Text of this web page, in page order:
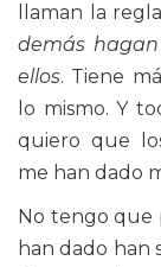
llaman la
demás hagan
ellos. Tiene
lo mismo. Y
quiero que
me han dado
No tengo que
han dado han